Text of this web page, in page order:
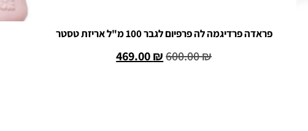
פראדה פרדיגמה לה פרפיום לגבר 100 מ"ל אריזת טסטר
600.00₪
469.00₪